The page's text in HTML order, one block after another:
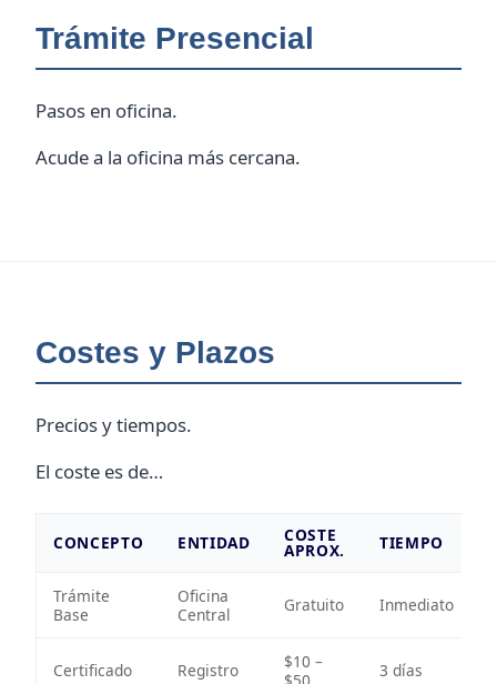
Trámite Presencial
Pasos en oficina.
Acude a la oficina más cercana.
Costes y Plazos
Precios y tiempos.
El coste es de…
CONCEPTO ENTIDAD COSTE
APROX. TIEMPO
Trámite
Base
Oficina
Central
Gratuito Inmediato
Certificado Registro
$10 –
3 días